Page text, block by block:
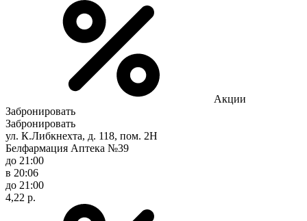
Акции
Забронировать
Забронировать
ул. К.Либкнехта, д. 118, пом. 2Н
Белфармация Аптека №39
до 21:00
в 20:06
до 21:00
4,22 р.